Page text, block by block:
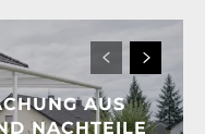
AUS
NACHTEILE